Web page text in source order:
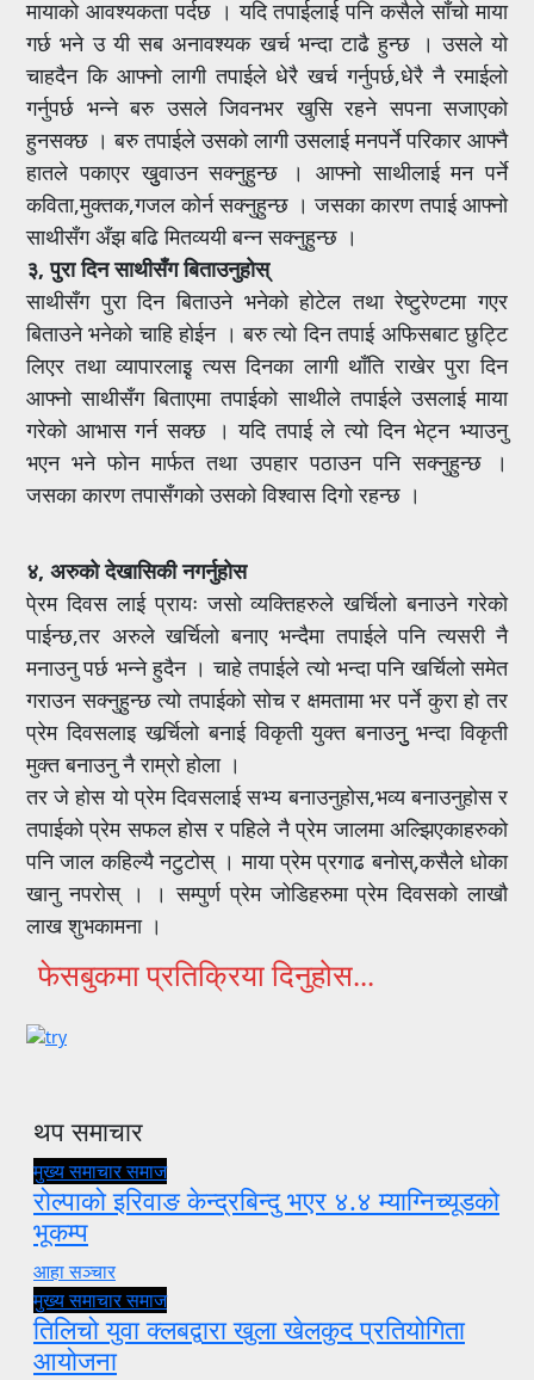
मायाको आवश्यकता पर्दछ । यदि तपाईलाई पनि कसैले साँचो माया
गर्छ भने उ यी सब अनावश्यक खर्च भन्दा टाढै हुन्छ । उसले यो
चाहदैन कि आफ्नो लागी तपाईले धेरै खर्च गर्नुपर्छ,धेरै नै रमाईलो
गर्नुपर्छ भन्ने बरु उसले जिवनभर खुसि रहने सपना सजाएको
हुनसक्छ । बरु तपाईले उसको लागी उसलाई मनपर्ने परिकार आफ्नै
हातले पकाएर खुुवाउन सक्नुहुन्छ । आफ्नो साथीलाई मन पर्ने
कविता,मुक्तक,गजल कोर्न सक्नुहुन्छ । जसका कारण तपाई आफ्नो
साथीसँग अँझ बढि मितव्ययी बन्न सक्नुहुन्छ ।
३, पुरा दिन साथीसँग बिताउनुहोस्
साथीसँग पुरा दिन बिताउने भनेको होटेल तथा रेष्टुरेण्टमा गएर
बिताउने भनेको चाहि होईन । बरु त्यो दिन तपाई अफिसबाट छुट्टि
लिएर तथा व्यापारलाइृ त्यस दिनका लागी थाँति राखेर पुरा दिन
आफ्नो साथीसँग बिताएमा तपाईको साथीले तपाईले उसलाई माया
गरेको आभास गर्न सक्छ । यदि तपाई ले त्यो दिन भेट्न भ्याउनु
भएन भने फोन मार्फत तथा उपहार पठाउन पनि सक्नुहुन्छ ।
जसका कारण तपासँगको उसको विश्वास दिगो रहन्छ ।
४, अरुको देखासिकी नगर्नुहोस
पे्रम दिवस लाई प्रायः जसो व्यक्तिहरुले खर्चिलो बनाउने गरेको
पाईन्छ,तर अरुले खर्चिलो बनाए भन्दैमा तपाईले पनि त्यसरी नै
मनाउनु पर्छ भन्ने हुदैन । चाहे तपाईले त्यो भन्दा पनि खर्चिलो समेत
गराउन सक्नुहुन्छ त्यो तपाईको सोच र क्षमतामा भर पर्ने कुरा हो तर
प्रेम दिवसलाइ खर्र्चिलो बनाई विकृती युक्त बनाउनुु भन्दा विकृती
मुक्त बनाउनु नै राम्रो होला ।
तर जे होस यो प्रेम दिवसलाई सभ्य बनाउनुहोस,भव्य बनाउनुहोस र
तपाईको प्रेम सफल होस र पहिले नै प्रेम जालमा अल्झिएकाहरुको
पनि जाल कहिल्यै नटुटोस् । माया प्रेम प्रगाढ बनोस्,कसैले धोका
खानु नपरोस् । । सम्पुर्ण प्रेम जोडिहरुमा प्रेम दिवसको लाखौ
लाख शुभकामना ।
फेसबुकमा प्रतिक्रिया दिनुहोस...
थप समाचार
मुख्य समाचारसमाज
रोल्पाको इरिवाङ केन्द्रबिन्दु भएर ४.४ म्याग्निच्यूडको
भूकम्प
आहा सञ्चार
मुख्य समाचारसमाज
तिलिचो युवा क्लबद्वारा खुला खेलकुद प्रतियोगिता
आयोजना